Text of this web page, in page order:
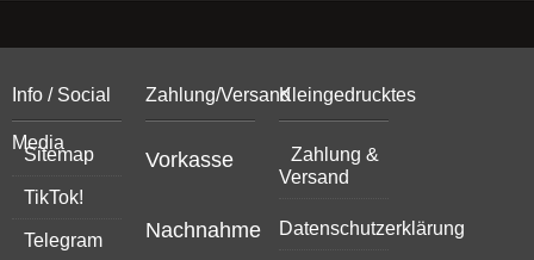
Info / Social
Media
Sitemap
TikTok!
Telegram
Zahlung/Versand
Vorkasse
Nachnahme
Kleingedrucktes
Zahlung &
Versand
Datenschutzerklärung